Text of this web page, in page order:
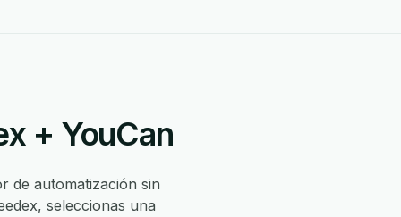
+ YouCan
de automatización sin
seleccionas una